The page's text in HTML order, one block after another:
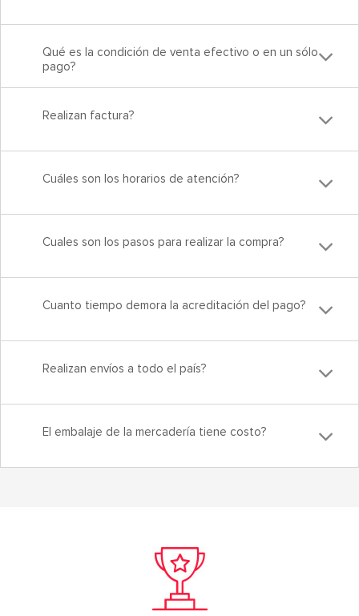
Qué es la condición de venta efectivo o en un sólo
pago?
Realizan factura?
Cuáles son los horarios de atención?
Cuales son los pasos para realizar la compra?
Cuanto tiempo demora la acreditación del pago?
Realizan envíos a todo el país?
El embalaje de la mercadería tiene costo?